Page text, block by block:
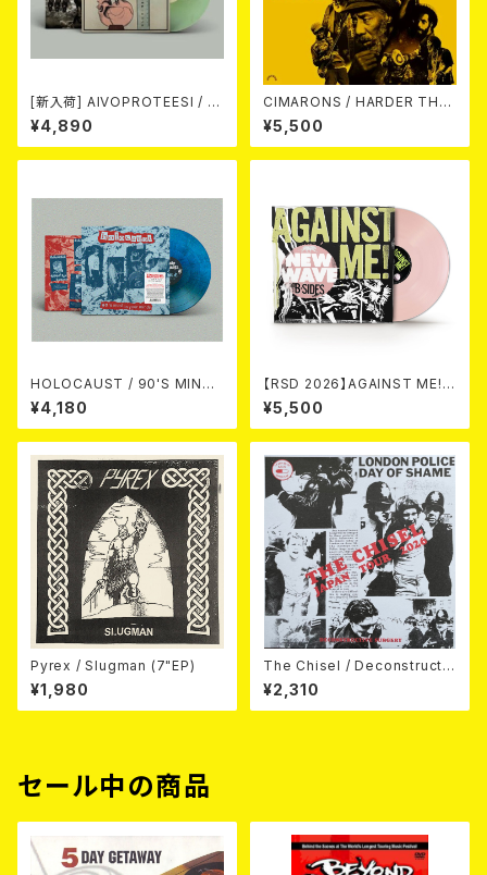
[新入荷] AIVOPROTEESI / U
MPIKUJA (LP / LTD.100 DIE
-HARD COKE BOTTLE GRE
EN VINYL) (ITA / F.O.A.D.)
¥4,890
CIMARONS / HARDER THA
¥5,500
HOLOCAUST / 90'S MIND I
N YOUR MINDS (※LTD.150
SWIRL BLUE VINYL)
¥4,180
【RSD 2026】AGAINST ME! /
NEW WAVE B-SIDES [RSD V
INYL EP][Coloured Vinyl](1
2")
¥5,500
Pyrex / Slugman (7"EP)
¥1,980
The Chisel / Deconstructiv
e Surgery (7"EP)
¥2,310
セール中の商品